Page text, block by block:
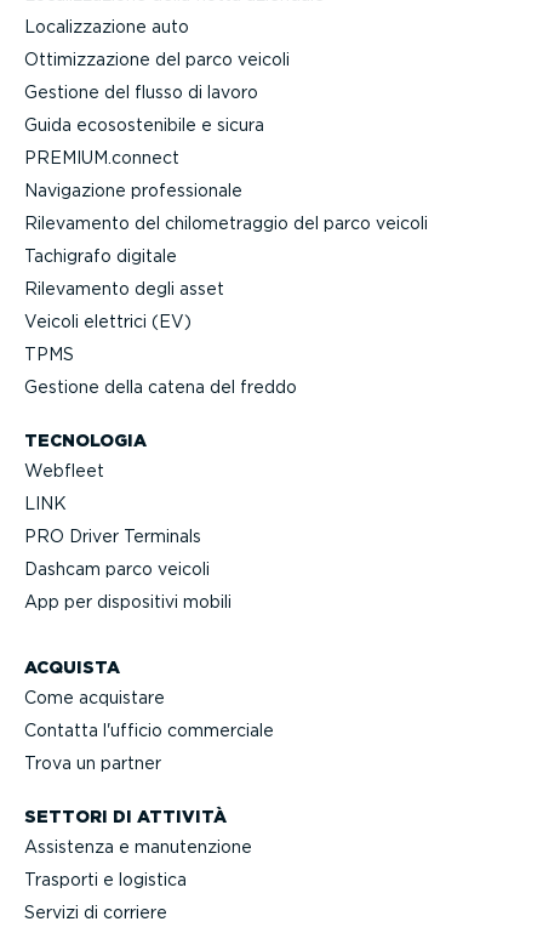
Localiz­za­zione auto
Ottimiz­za­zione del parco veicoli
Gestione del flusso di lavoro
Guida ecoso­ste­nibile e sicura
PREMIUM.connect
Navigazione profes­sionale
Rilevamento del chilo­me­traggio del parco veicoli
Tachigrafo digitale
Rilevamento degli asset
Veicoli elettrici (EV)
TPMS
Gestione della catena del freddo
TECNOLOGIA
Webfleet
LINK
PRO Driver Terminals
Dashcam parco veicoli
App per dispositivi mobili
ACQUISTA
Come acquistare
Contatta l'ufficio commerciale
Trova un partner
SETTORI DI ATTIVITÀ
Assistenza e manuten­zione
Trasporti e logistica
Servizi di corriere